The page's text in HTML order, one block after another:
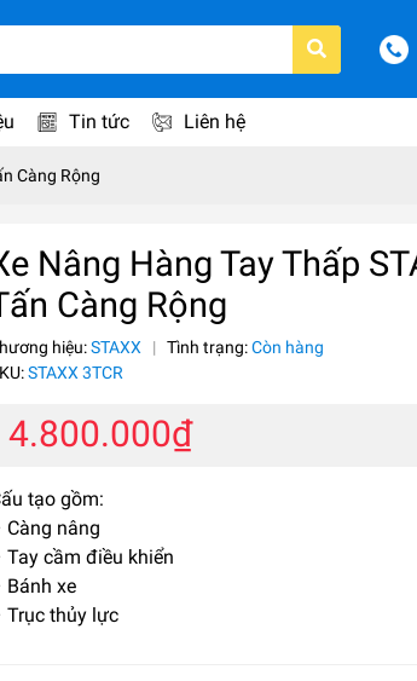
Tin tức Liên hệ
Càng Rộng
Nâng Hàng Tay Thấp
Càng Rộng
hiệu:STAXX | Tình trạng:Còn hàng
STAXX 3TCR
4.800.000₫
tạo gồm:
Càng nâng
Tay cầm điều khiển
Bánh xe
Trục thủy lực